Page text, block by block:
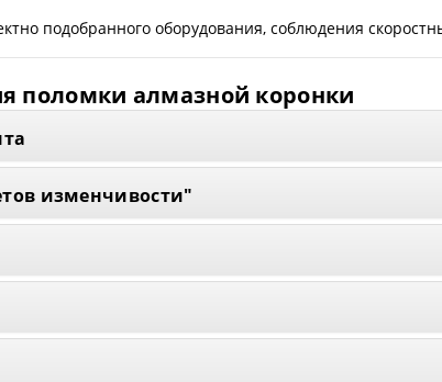
подобранного оборудования, соблюдения
поломки алмазной коронки
изменчивости"